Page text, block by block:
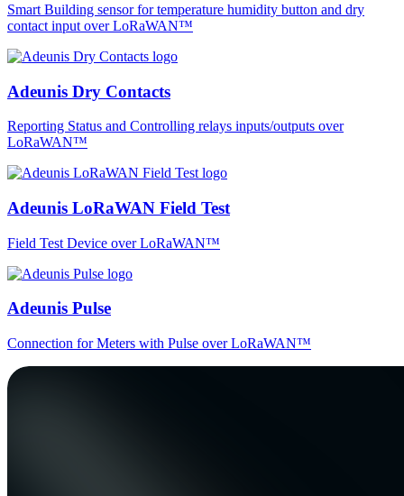
Smart Building sensor for temperature humidity button and dry
contact input over LoRaWAN™
Adeunis Dry Contacts
Reporting Status and Controlling relays inputs/outputs over
LoRaWAN™
Adeunis LoRaWAN Field Test
Field Test Device over LoRaWAN™
Adeunis Pulse
Connection for Meters with Pulse over LoRaWAN™